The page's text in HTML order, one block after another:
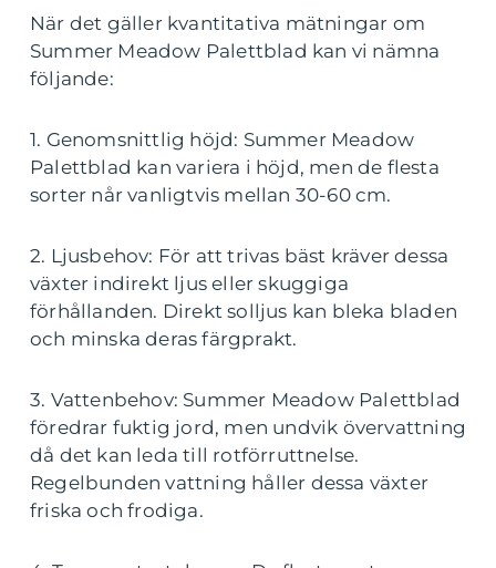
När det gäller kvantitativa mätningar om
Summer Meadow Palettblad kan vi nämna
följande:
1. Genomsnittlig höjd: Summer Meadow
Palettblad kan variera i höjd, men de flesta
sorter når vanligtvis mellan 30-60 cm.
2. Ljusbehov: För att trivas bäst kräver dessa
växter indirekt ljus eller skuggiga
förhållanden. Direkt solljus kan bleka bladen
och minska deras färgprakt.
3. Vattenbehov: Summer Meadow Palettblad
föredrar fuktig jord, men undvik övervattning
då det kan leda till rotförruttnelse.
Regelbunden vattning håller dessa växter
friska och frodiga.